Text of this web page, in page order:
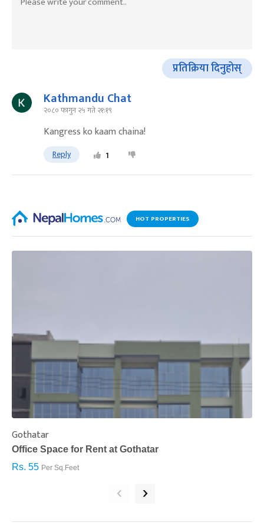
प्रतिक्रिया दिनुहोस्
Kathmandu Chat
२०८० फागुन २५ गते २१:१९
Kangress ko kaam chaina!
Reply 1
HOT PROPERTIES
Gothatar
Office Space for Rent at Gothatar
Rs. 55 Per Sq.Feet
‹ ›